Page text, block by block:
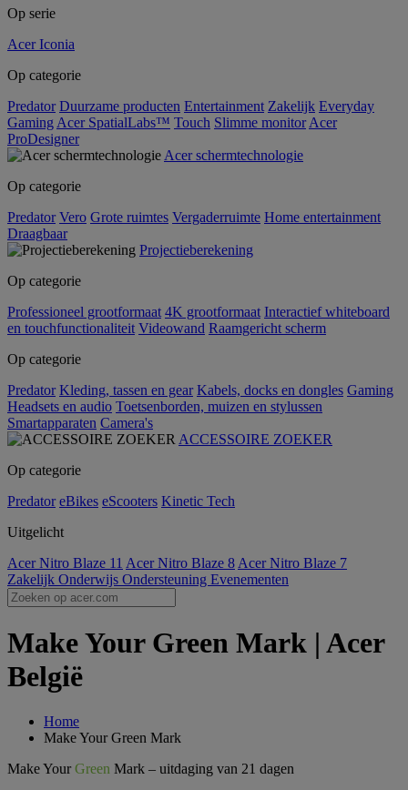
Op serie
Acer Iconia
Op categorie
Predator Duurzame producten Entertainment Zakelijk Everyday
Gaming Acer SpatialLabs™ Touch Slimme monitor Acer
ProDesigner
Acer schermtechnologie
Op categorie
Predator Vero Grote ruimtes Vergaderruimte Home entertainment
Draagbaar
Projectieberekening
Op categorie
Professioneel grootformaat 4K grootformaat Interactief whiteboard
en touchfunctionaliteit Videowand Raamgericht scherm
Op categorie
Predator Kleding, tassen en gear Kabels, docks en dongles Gaming
Headsets en audio Toetsenborden, muizen en stylussen
Smartapparaten Camera's
ACCESSOIRE ZOEKER
Op categorie
Predator eBikes eScooters Kinetic Tech
Uitgelicht
Acer Nitro Blaze 11 Acer Nitro Blaze 8 Acer Nitro Blaze 7
Zakelijk Onderwijs Ondersteuning Evenementen
Make Your Green Mark | Acer
België
Home
Make Your Green Mark
Make YourGreen Mark – uitdaging van 21 dagen